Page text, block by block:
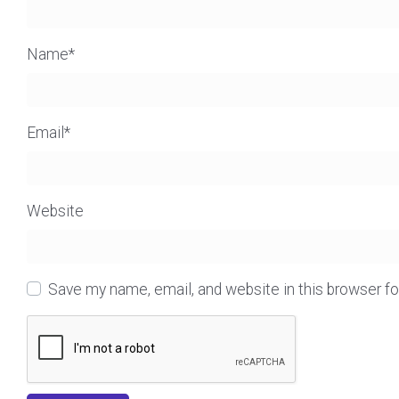
Name*
Email *
Website
Save my name, email, and website in this browser